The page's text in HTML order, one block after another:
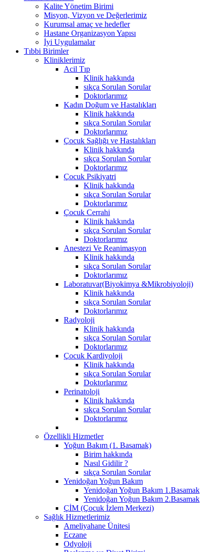
Kalite Yönetim Birimi
Misyon, Vizyon ve Değerlerimiz
Kurumsal amaç ve hedefler
Hastane Organizasyon Yapısı
İyi Uygulamalar
Tıbbi Birimler
Kliniklerimiz
Acil Tıp
Klinik hakkında
sıkça Sorulan Sorular
Doktorlarımız
Kadın Doğum ve Hastalıkları
Klinik hakkında
sıkça Sorulan Sorular
Doktorlarımız
Çocuk Sağlığı ve Hastalıkları
Klinik hakkında
sıkça Sorulan Sorular
Doktorlarımız
Çocuk Psikiyatri
Klinik hakkında
sıkça Sorulan Sorular
Doktorlarımız
Çocuk Cerrahi
Klinik hakkında
sıkça Sorulan Sorular
Doktorlarımız
Anestezi Ve Reanimasyon
Klinik hakkında
sıkça Sorulan Sorular
Doktorlarımız
Laboratuvar(Biyokimya &Mikrobiyoloji)
Klinik hakkında
sıkça Sorulan Sorular
Doktorlarımız
Radyoloji
Klinik hakkında
sıkça Sorulan Sorular
Doktorlarımız
Çocuk Kardiyoloji
Klinik hakkında
sıkça Sorulan Sorular
Doktorlarımız
Perinatoloji
Klinik hakkında
sıkça Sorulan Sorular
Doktorlarımız
Özellikli Hizmetler
Yoğun Bakım (1. Basamak)
Birim hakkında
Nasıl Gidilir ?
sıkça Sorulan Sorular
Yenidoğan Yoğun Bakım
Yenidoğan Yoğun Bakım 1.Basamak
Yenidoğan Yoğun Bakım 2.Basamak
ÇİM (Çocuk İzlem Merkezi)
Sağlık Hizmetlerimiz
Ameliyahane Ünitesi
Eczane
Odyoloji